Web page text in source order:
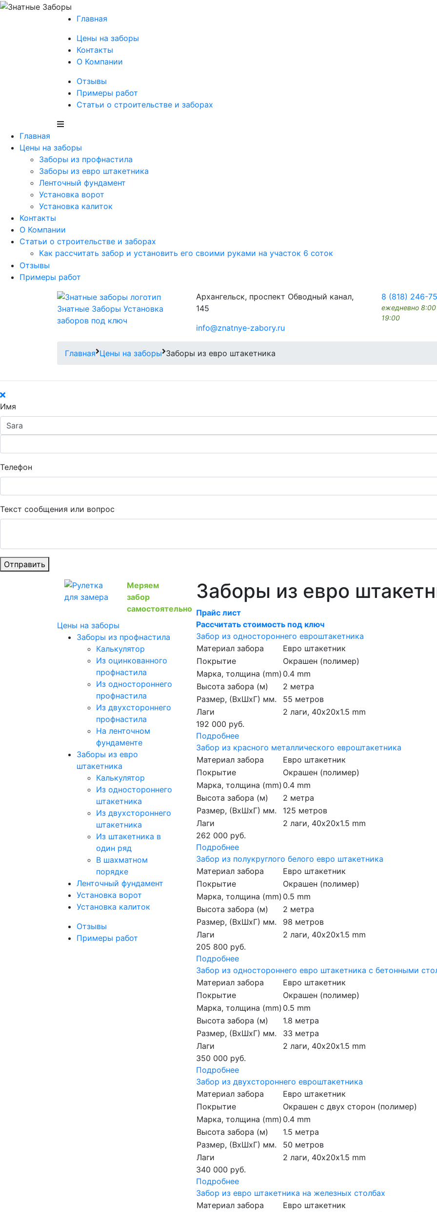
Главная
Цены на заборы
Контакты
О Компании
Отзывы
Примеры работ
Статьи о строительстве и заборах
Главная
Цены на заборы
Заборы из профнастила
Заборы из евро штакетника
Ленточный фундамент
Установка ворот
Установка калиток
Контакты
О Компании
Статьи о строительстве и заборах
Как рассчитать забор и установить его своими руками на участок 6 соток
Отзывы
Примеры работ
Знатные Заборы Установка
заборов под ключ
Архангельск, проспект Обводный канал,
145
info@znatnye-zabory.ru
8 (818) 246-
ежедневно
19:00
Главная Цены на заборы Заборы из евро штакетника
Имя
Телефон
Текст сообщения или вопрос
Отправить
Меряем
забор
самостоятельно
Цены на заборы
Заборы из профнастила
Калькулятор
Из оцинкованного
профнастила
Из одностороннего
профнастила
Из двухстороннего
профнастила
На ленточном
фундаменте
Заборы из евро
штакетника
Калькулятор
Из одностороннего
штакетника
Из двухстороннего
штакетника
Из штакетника в
один ряд
В шахматном
порядке
Ленточный фундамент
Установка ворот
Установка калиток
Отзывы
Примеры работ
Заборы из евро
Прайс лист
Рассчитать стоимость под ключ
Забор из одностороннего евроштакетника
Материал забора
Евро штакетник
Покрытие
Окрашен (полимер)
Марка, толщина (mm) 0.4 mm
Высота забора (м)
2 метра
Размер, (ВхШхГ) мм.
55 метров
Лаги
2 лаги, 40х20х1.5 mm
192 000 руб.
Подробнее
Забор из красного металлического евроштакетника
Материал забора
Евро штакетник
Покрытие
Окрашен (полимер)
Марка, толщина (mm) 0.4 mm
Высота забора (м)
2 метра
Размер, (ВхШхГ) мм.
125 метров
Лаги
2 лаги, 40х20х1.5 mm
262 000 руб.
Подробнее
Забор из полукруглого белого евро штакетника
Материал забора
Евро штакетник
Покрытие
Окрашен (полимер)
Марка, толщина (mm) 0.5 mm
Высота забора (м)
2 метра
Размер, (ВхШхГ) мм.
98 метров
Лаги
2 лаги, 40х20х1.5 mm
205 800 руб.
Подробнее
Забор из одностороннего евро штакетника с бетонными
Материал забора
Евро штакетник
Покрытие
Окрашен (полимер)
Марка, толщина (mm) 0.5 mm
Высота забора (м)
1.8 метра
Размер, (ВхШхГ) мм.
33 метра
Лаги
2 лаги, 40х20х1.5 mm
350 000 руб.
Подробнее
Забор из двухстороннего евроштакетника
Материал забора
Евро штакетник
Покрытие
Окрашен с двух сторон (полимер)
Марка, толщина (mm) 0.4 mm
Высота забора (м)
1.5 метра
Размер, (ВхШхГ) мм.
50 метров
Лаги
2 лаги, 40х20х1.5 mm
340 000 руб.
Подробнее
Забор из евро штакетника на железных столбах
Материал забора
Евро штакетник